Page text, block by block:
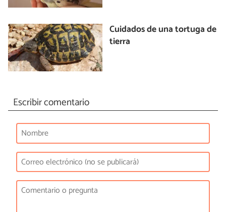
Cuidados de una tortuga de
tierra
Escribir comentario